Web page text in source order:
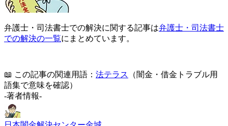
弁護士・司法書士での解決に関する記事は弁護士・司法書士
での解決の一覧にまとめています。
📖 この記事の関連用語： 法テラス
（闇金・借金トラブル用
語集で意味を確認）
-著者情報-